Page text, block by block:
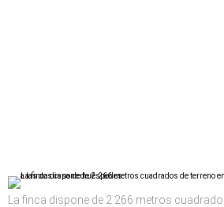
La finca dispone de 2.266 metros